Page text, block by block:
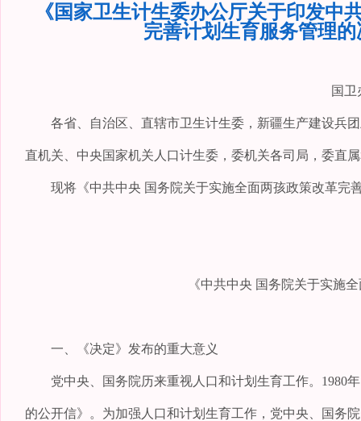
《国家卫生计生委办公厅关于印发中
完善计划生育服务管理
国卫办
各省、自治区、直辖市卫生计生委，新疆生产建设兵团
直机关、中央国家机关人口计生委，委机关各司局，委直
现将《中共中央 国务院关于实施全面两孩政策改革完
《中共中央 国务院关于实施全
一、《决定》发布的重大意义
党中央、国务院历来重视人口和计划生育工作。1980
的公开信》。为加强人口和计划生育工作，党中央、国务